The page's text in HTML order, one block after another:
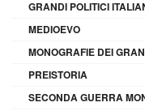
GRANDI POLITICI
MEDIOEVO
MONOGRAFIE DEI
PREISTORIA
SECONDA GUERRA